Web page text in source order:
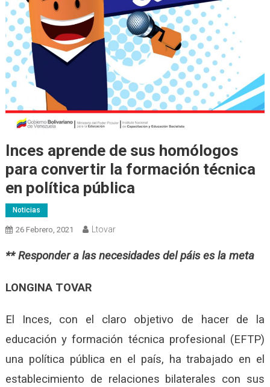
Inces aprende de sus homólogos
para convertir la formación técnica
en política pública
Noticias
26 Febrero, 2021 Ltovar
** Responder a las necesidades del páis es la meta
LONGINA TOVAR
El Inces, con el claro objetivo de hacer de la
educación y formación técnica profesional (EFTP)
una política pública en el país, ha trabajado en el
establecimiento de relaciones bilaterales con sus